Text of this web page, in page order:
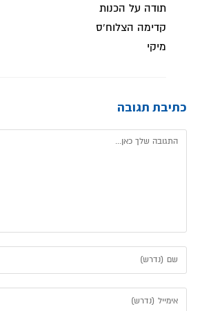
תודה על הכנות
קדימה הצלוח'ס
מיקי
כתיבת תגובה